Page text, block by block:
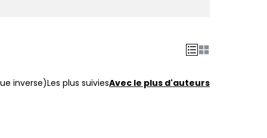
inverse)Les plus suiviesAvec le plus d'auteurs